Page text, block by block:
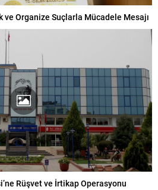
ve Organize Suçlarla Mücadele Mesajı
Rüşvet ve İrtikap Operasyonu